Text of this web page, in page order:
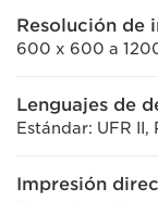
Resolución de
600 x 600 a
Lenguajes de
Estándar: UFR II,
Impresión